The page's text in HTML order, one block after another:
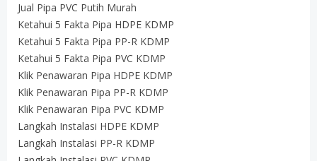
Jual Pipa PVC Putih Murah
Ketahui 5 Fakta Pipa HDPE KDMP
Ketahui 5 Fakta Pipa PP-R KDMP
Ketahui 5 Fakta Pipa PVC KDMP
Klik Penawaran Pipa HDPE KDMP
Klik Penawaran Pipa PP-R KDMP
Klik Penawaran Pipa PVC KDMP
Langkah Instalasi HDPE KDMP
Langkah Instalasi PP-R KDMP